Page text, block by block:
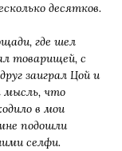
десятков.
где шел
товарищей, с
заиграл Цой и
мысль, что
в мои
подошли
селфи.